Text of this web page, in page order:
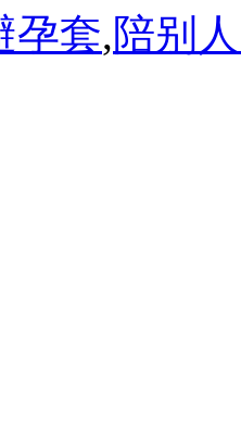
孕套,陪别